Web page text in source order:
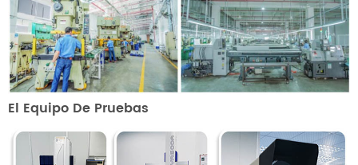
El Equipo De Pruebas